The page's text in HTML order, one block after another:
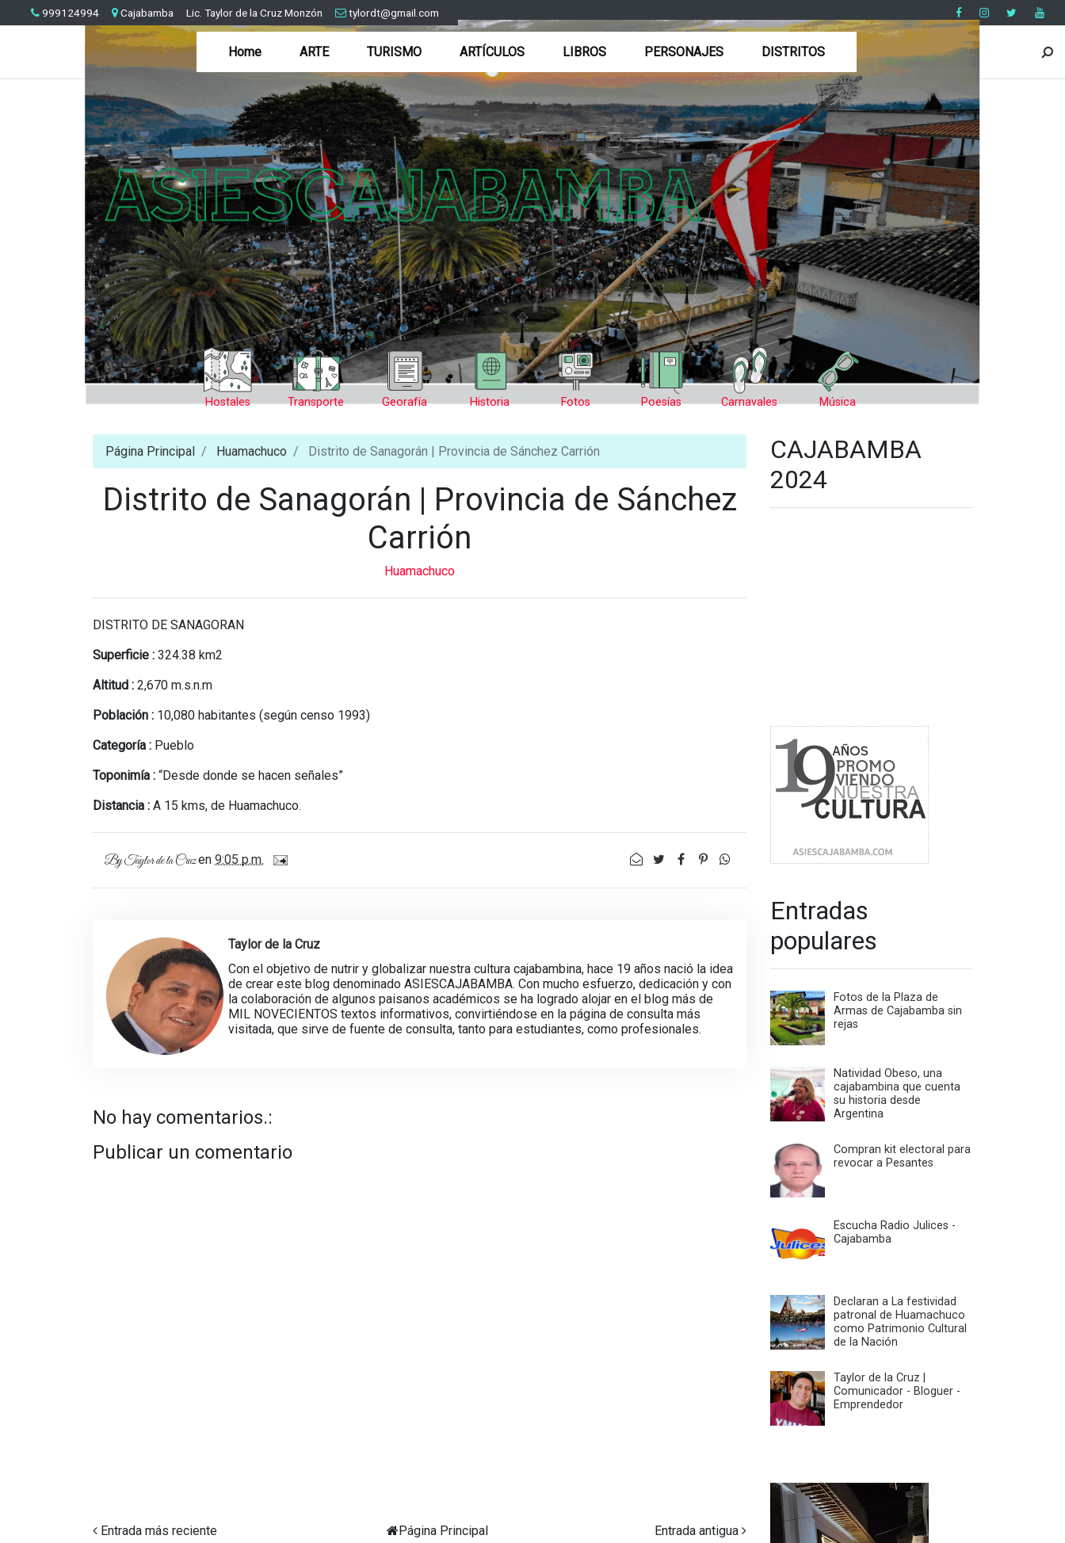
999124994 Cajabamba Lic. Taylor de la Cruz Monzón tylordt@gmail.com
Home ARTE TURISMO ARTÍCULOS LIBROS PERSONAJES DISTRITOS
Hostales Transporte Georafía Historia Fotos Poesías Carnavales Música
Página Principal Huamachuco Distrito de Sanagorán | Provincia de Sánchez Carrión
Distrito de Sanagorán | Provincia de Sánchez
Carrión
Huamachuco
DISTRITO DE SANAGORAN
Superficie : 324.38 km2
Altitud : 2,670 m.s.n.m
Población : 10,080 habitantes (según censo 1993)
Categoría : Pueblo
Toponimía : “Desde donde se hacen señales”
Distancia : A 15 kms, de Huamachuco.
ByTaylor de la Cruzen 9:05 p.m.
Taylor de la Cruz
Con el objetivo de nutrir y globalizar nuestra cultura cajabambina, hace 19 años nació la idea
de crear este blog denominado ASIESCAJABAMBA. Con mucho esfuerzo, dedicación y con
la colaboración de algunos paisanos académicos se ha logrado alojar en el blog más de
MIL NOVECIENTOS textos informativos, convirtiéndose en la página de consulta más
visitada, que sirve de fuente de consulta, tanto para estudiantes, como profesionales.
No hay comentarios.:
Publicar un comentario
Entrada más reciente Entrada antigua
Página Principal
CAJABAMBA
2024
Entradas
populares
Fotos de la Plaza de
Armas de Cajabamba sin
rejas
Natividad Obeso, una
cajabambina que cuenta
su historia desde
Argentina
Compran kit electoral para
revocar a Pesantes
Escucha Radio Julices -
Cajabamba
Declaran a La festividad
patronal de Huamachuco
como Patrimonio Cultural
de la Nación
Taylor de la Cruz |
Comunicador - Bloguer -
Emprendedor